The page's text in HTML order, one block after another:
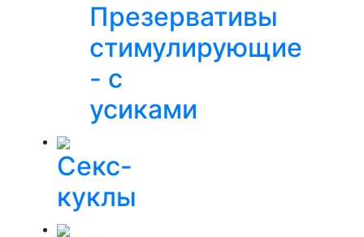
Презервативы
стимулирующие
- с
усиками
Секс-
куклы